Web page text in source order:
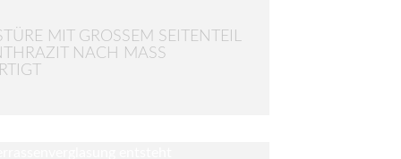
MIT GROSSEM SEITENTEIL I
NACH MASS GE